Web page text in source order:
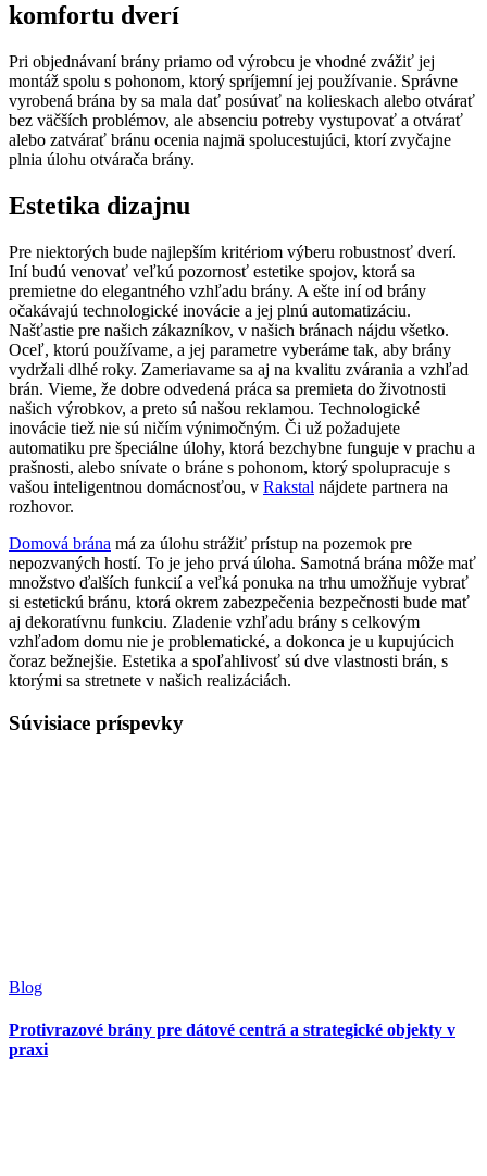
komfortu dverí
Pri objednávaní brány priamo od výrobcu je vhodné zvážiť jej
montáž spolu s pohonom, ktorý spríjemní jej používanie. Správne
vyrobená brána by sa mala dať posúvať na kolieskach alebo otvárať
bez väčších problémov, ale absenciu potreby vystupovať a otvárať
alebo zatvárať bránu ocenia najmä spolucestujúci, ktorí zvyčajne
plnia úlohu otvárača brány.
Estetika dizajnu
Pre niektorých bude najlepším kritériom výberu robustnosť dverí.
Iní budú venovať veľkú pozornosť estetike spojov, ktorá sa
premietne do elegantného vzhľadu brány. A ešte iní od brány
očakávajú technologické inovácie a jej plnú automatizáciu.
Našťastie pre našich zákazníkov, v našich bránach nájdu všetko.
Oceľ, ktorú používame, a jej parametre vyberáme tak, aby brány
vydržali dlhé roky. Zameriavame sa aj na kvalitu zvárania a vzhľad
brán. Vieme, že dobre odvedená práca sa premieta do životnosti
našich výrobkov, a preto sú našou reklamou. Technologické
inovácie tiež nie sú ničím výnimočným. Či už požadujete
automatiku pre špeciálne úlohy, ktorá bezchybne funguje v prachu a
prašnosti, alebo snívate o bráne s pohonom, ktorý spolupracuje s
vašou inteligentnou domácnosťou, v Rakstal nájdete partnera na
rozhovor.
Domová brána má za úlohu strážiť prístup na pozemok pre
nepozvaných hostí. To je jeho prvá úloha. Samotná brána môže mať
množstvo ďalších funkcií a veľká ponuka na trhu umožňuje vybrať
si estetickú bránu, ktorá okrem zabezpečenia bezpečnosti bude mať
aj dekoratívnu funkciu. Zladenie vzhľadu brány s celkovým
vzhľadom domu nie je problematické, a dokonca je u kupujúcich
čoraz bežnejšie. Estetika a spoľahlivosť sú dve vlastnosti brán, s
ktorými sa stretnete v našich realizáciách.
Súvisiace príspevky
Blog
Protivrazové brány pre dátové centrá a strategické objekty v
praxi